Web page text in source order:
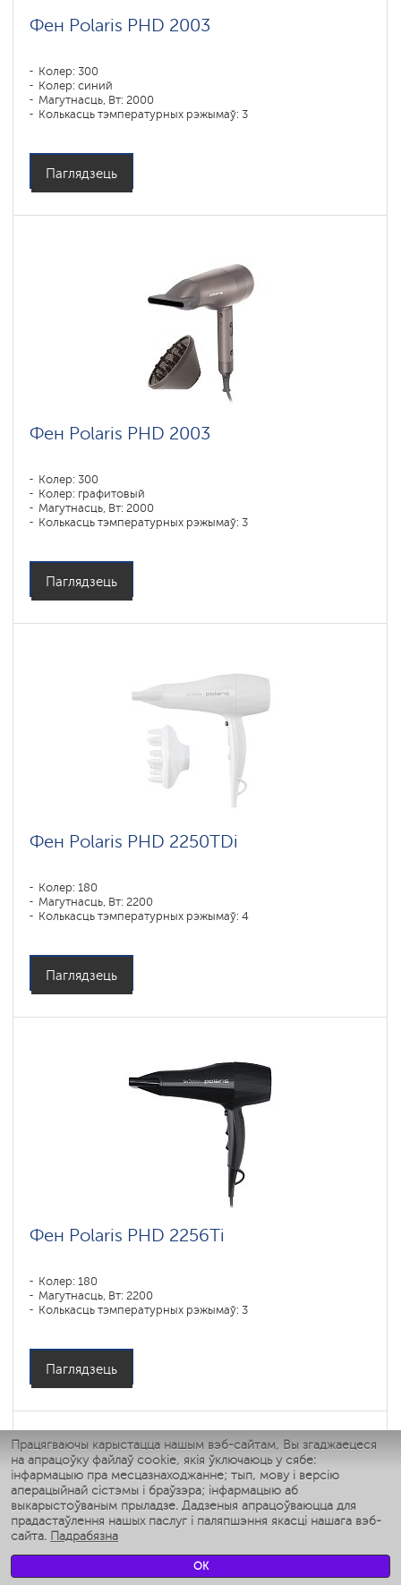
Працягваючы карыстацца нашым вэб-сайтам, Вы згаджаецеся
на апрацоўку файлаў cookie, якія ўключаюць у сябе:
інфармацыю пра месцазнаходжанне; тып, мову і версію
аперацыйнай сістэмы і браўзэра; інфармацыю аб
выкарыстоўваным прыладзе. Дадзеныя апрацоўваюцца для
прадастаўлення нашых паслуг і паляпшэння якасці нашага вэб-
сайта. Падрабязна
OK
Фен Polaris PHD 2003
Колер: 300
Колер: синий
Магутнасць, Вт: 2000
Колькасць тэмпературных рэжымаў: 3
Паглядзець
Фен Polaris PHD 2003
Колер: 300
Колер: графитовый
Магутнасць, Вт: 2000
Колькасць тэмпературных рэжымаў: 3
Паглядзець
Фен Polaris PHD 2250TDi
Колер: 180
Магутнасць, Вт: 2200
Колькасць тэмпературных рэжымаў: 4
Паглядзець
Фен Polaris PHD 2256Ti
Колер: 180
Магутнасць, Вт: 2200
Колькасць тэмпературных рэжымаў: 3
Паглядзець